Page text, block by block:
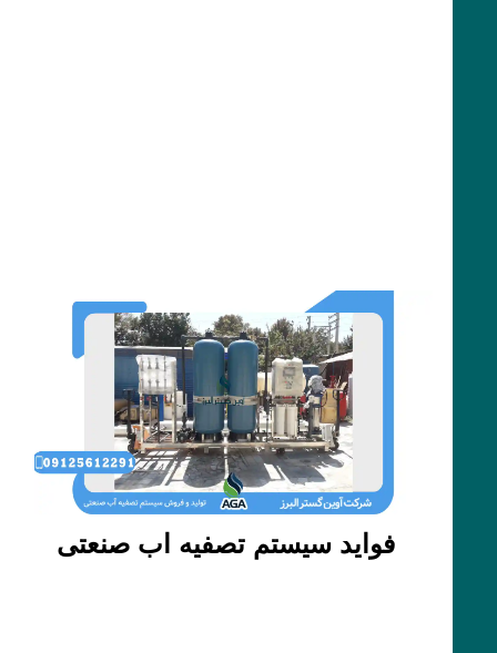
فواید سیستم تصفیه اب صنعتی